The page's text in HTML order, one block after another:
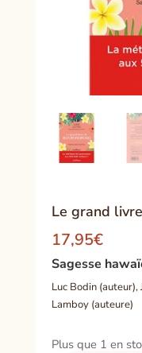
Le grand
17,95€
Sagesse
Luc Bodin
Lamboy (auteure)
Plus que 1 en